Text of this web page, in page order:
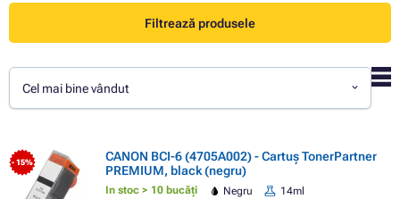
Filtrează produsele
Cel mai bine vândut
- 15%
CANON BCI-6 (4705A002) - Cartuș TonerPartner
PREMIUM, black (negru)
In stoc > 10 bucăți Negru
14ml